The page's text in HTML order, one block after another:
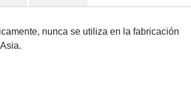
nunca se utiliza en la fabricación